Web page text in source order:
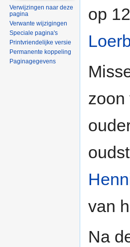
op
zoon
van
Na
Verwijzingen naar deze
pagina
Verwante wijzigingen
Speciale pagina's
Printvriendelijke versie
Permanente koppeling
Paginagegevens